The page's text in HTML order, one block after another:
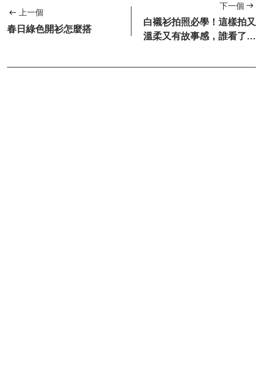
上一個
春日綠色開衫怎麼搭
下一個
白襯衫拍照必學！這樣拍又
溫柔又有故事感，誰看了不